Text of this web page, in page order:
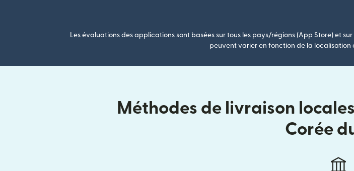
Les évaluations des applications sont basées sur tous les pays/régions (App Store) et
peuvent varier en fonction de la
Méthodes de livraison
Corée